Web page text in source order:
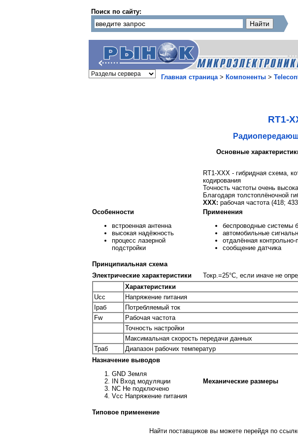
Поиск по сайту:
Главная страница> Компоненты >
RT1-
Основные
RT1-XXX - гибридная схема,
кодирования
Точность частоты очень
Благодаря толстоплёночной
XXX: рабочая частота (418;
Особенности
встроенная антенна
высокая надёжность
процесс лазерной
подстройки
Применения
беспроводные системы
автомобильные
отдалённая
сообщение датчика
Принципиальная схема
Электрические характеристики
Токр.=25°С, если иначе не
Характеристики
Ucc
Напряжение питания
Iраб
Потребляемый ток
Fw
Рабочая частота
Точность настройки
Максимальная скорость передачи данных
Траб
Диапазон рабочих температур
Назначение выводов
GND Земля
IN Вход модуляции
NC Не подключено
Vcc Напряжение питания
Механические размеры
Типовое применение
Найти поставщиков вы можете перейдя по